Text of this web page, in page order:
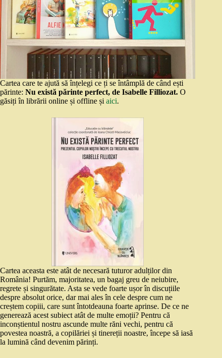
Cartea care te ajută să înțelegi ce ți se întâmplă de când ești
părinte: Nu există părinte perfect, de Isabelle Filliozat. O
găsiți în librării online și offline și aici.
Cartea aceasta este atât de necesară tuturor adulților din
România! Purtăm, majoritatea, un bagaj greu de neiubire,
regrete și singurătate. Asta se vede foarte ușor în discuțiile
despre absolut orice, dar mai ales în cele despre cum ne
creștem copiii, care sunt întotdeauna foarte aprinse. De ce ne
generează acest subiect atât de multe emoții? Pentru că
inconștientul nostru ascunde multe răni vechi, pentru că
povestea noastră, a copilăriei și tinereții noastre, începe să iasă
la lumină când devenim părinți.